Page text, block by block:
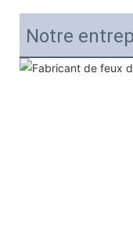
Notre